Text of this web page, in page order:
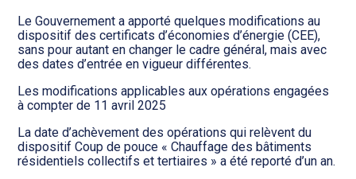
Le Gouvernement a apporté quelques modifications au
dispositif des certificats d’économies d’énergie (CEE),
sans pour autant en changer le cadre général, mais avec
des dates d’entrée en vigueur différentes.
Les modifications applicables aux opérations engagées
à compter de 11 avril 2025
La date d’achèvement des opérations qui relèvent du
dispositif Coup de pouce « Chauffage des bâtiments
résidentiels collectifs et tertiaires » a été reporté d’un an.